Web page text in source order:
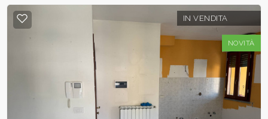
IN VENDITA
NOVITÀ